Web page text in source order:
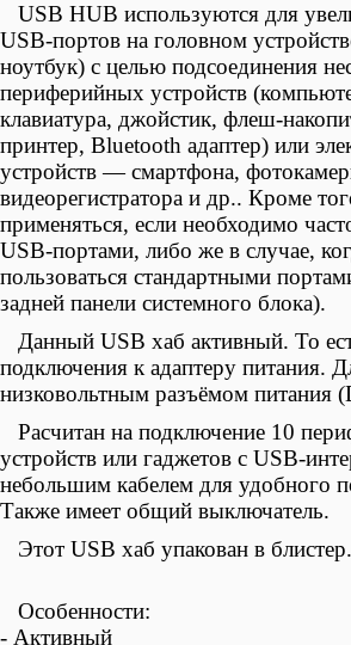
USB HUB используются для
USB-портов на головном
ноутбук) с целью подсоединения
периферийных устройств (
клавиатура, джойстик, флеш-
принтер, Bluetooth адаптер) или
устройств — смартфона,
видеорегистратора и др.. Кроме
применяться, если необходимо
USB-портами, либо же в случае,
пользоваться стандартными
задней панели системного блока).
Данный USB хаб активный. То
подключения к адаптеру питания.
низковольтным разъёмом питания
Расчитан на подключение 10
устройств или гаджетов с USB-
небольшим кабелем для удобного
Также имеет общий выключатель.
Этот USB хаб упакован в блистер.
Особенности:
- Активный